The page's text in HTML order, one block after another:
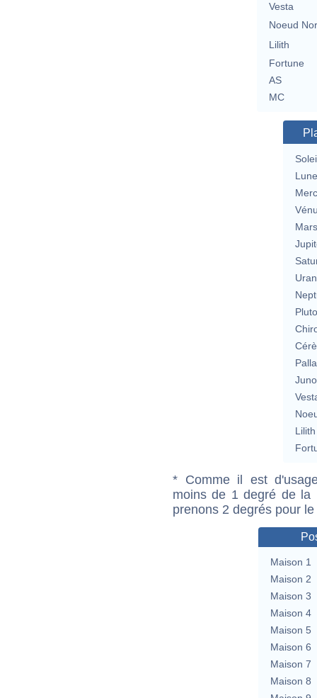
Vesta
Noeud
Lilith
Fortune
AS
MC
Lune
Mars
Lilith
* Comme il est
moins de 1 degré de la
prenons 2 degrés pour
Maison 1
Maison 2
Maison 3
Maison 4
Maison 5
Maison 6
Maison 7
Maison 8